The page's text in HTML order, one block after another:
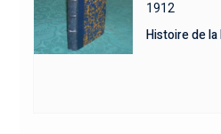
1912
Histoire de